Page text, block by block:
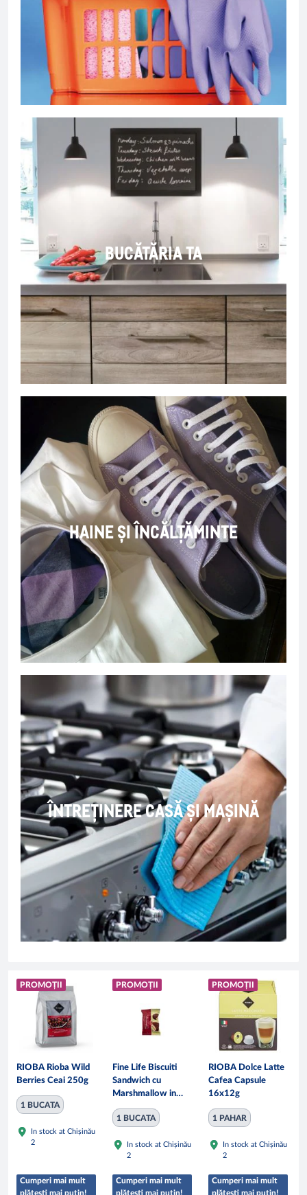
BUCĂTĂRIA TA
HAINE ȘI ÎNCĂLȚĂMINTE
ÎNTREȚINERE CASĂ ȘI MAȘINĂ
PROMOȚII
RIOBA Rioba Wild
Berries Ceai 250g
1 BUCATA
In stock at Chișinău
2
Cumperi mai mult
plătești mai puțin!
PROMOȚII
Fine Life Biscuiti
Sandwich cu
Marshmallow in
glazura de Cacao
20g
1 BUCATA
In stock at Chișinău
2
Cumperi mai mult
plătești mai puțin!
PROMOȚII
RIOBA Dolce Latte
Cafea Capsule
16x12g
1 PAHAR
In stock at Chișinău
2
Cumperi mai mult
plătești mai puțin!